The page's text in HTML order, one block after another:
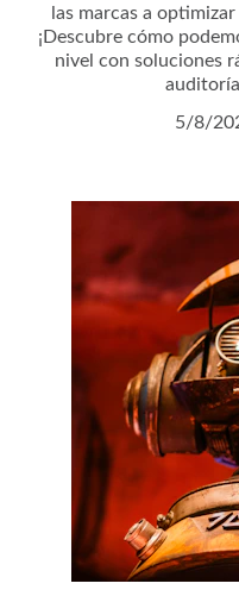
las marcas a
¡Descubre cómo
nivel con soluciones
5/8/